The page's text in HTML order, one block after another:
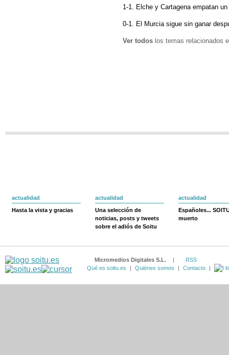
1-1. Elche y Cartagena empatan
0-1. El Murcia sigue sin ganar
Ver todos los temas relacionados
actualidad
Hasta la vista y gracias
actualidad
Una selección de
noticias, posts y tweets
sobre el adiós de Soitu
actualidad
Españoles...
muerto
Micromedios Digitales S.L. |
RSS
Qué es soitu.es
| Quiénes somos | Contacto |